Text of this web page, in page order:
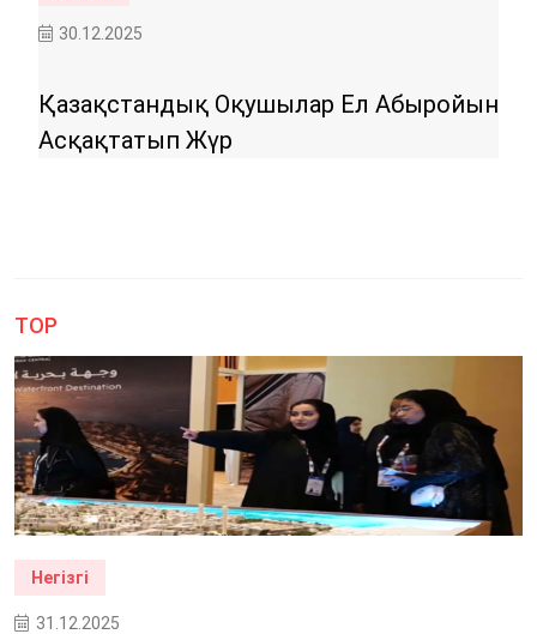
30.12.2025
Қазақстандық Оқушылар Ел Абыройын
Асқақтатып Жүр
TOP
Негізгі
31.12.2025